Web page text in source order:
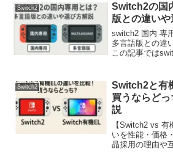
Switch2
Switch2の国
版との違い
switch2 国内 専
多言語版との違
この記事では
徹底比較。あな
ぶための全ての
します。
Switch2
Switch2と有
買うならど
説
【Switch2 vs
いを性能・価格
晶採用の理由や